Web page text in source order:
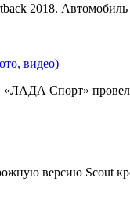
2018.
видео)
Спорт»
версию Scout